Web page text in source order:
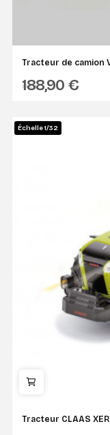
Tracteur de camion
SIKU
188,90 €
Échelle 1/32
Tracteur CLAAS